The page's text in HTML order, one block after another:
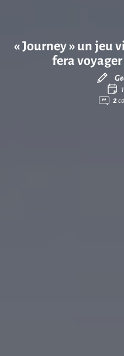
« Journey » un jeu
fera
2